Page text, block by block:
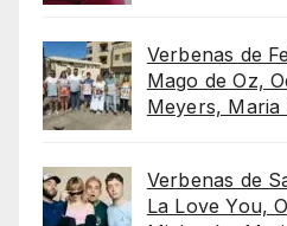
Verbenas de
Mago de Oz,
Meyers, Maria
Verbenas de
La Love You,